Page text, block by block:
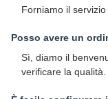
Forniamo il servizio
Posso avere un
Sì, diamo il
verificare la